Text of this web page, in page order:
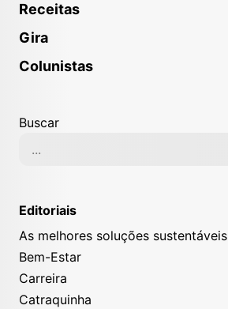
Receitas
Gira
Colunistas
Buscar
Editoriais
As melhores soluções sustentáveis
Bem-Estar
Carreira
Catraquinha